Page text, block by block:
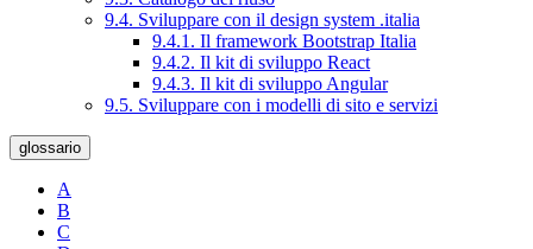
9.4. Sviluppare con il design system .italia
9.4.1. Il framework Bootstrap Italia
9.4.2. Il kit di sviluppo React
9.4.3. Il kit di sviluppo Angular
9.5. Sviluppare con i modelli di sito e servizi
glossario
A
B
C